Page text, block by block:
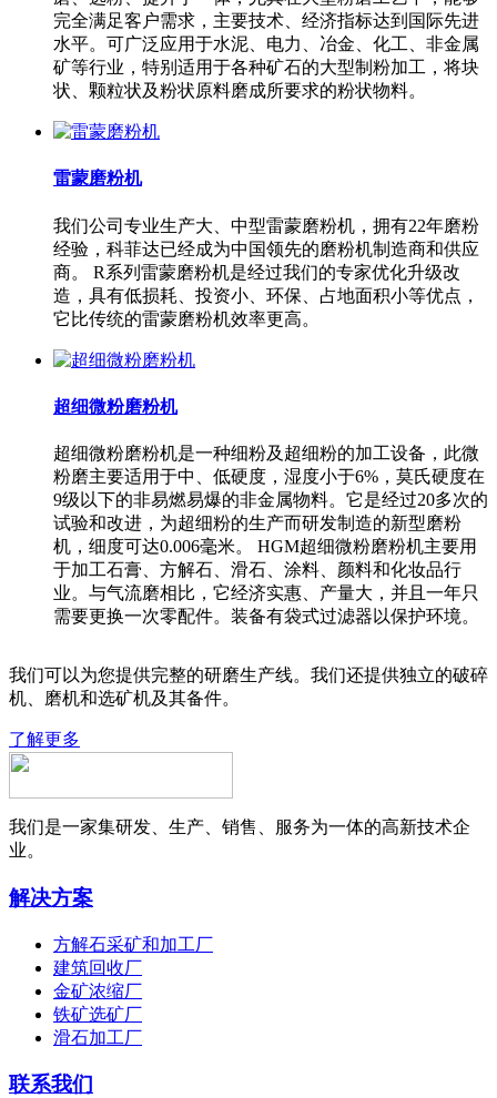
完全满足客户需求，主要技术、经济指标达到国际先进
水平。可广泛应用于水泥、电力、冶金、化工、非金属
矿等行业，特别适用于各种矿石的大型制粉加工，将块
状、颗粒状及粉状原料磨成所要求的粉状物料。
雷蒙磨粉机
我们公司专业生产大、中型雷蒙磨粉机，拥有22年磨粉
经验，科菲达已经成为中国领先的磨粉机制造商和供应
商。 R系列雷蒙磨粉机是经过我们的专家优化升级改
造，具有低损耗、投资小、环保、占地面积小等优点，
它比传统的雷蒙磨粉机效率更高。
超细微粉磨粉机
超细微粉磨粉机是一种细粉及超细粉的加工设备，此微
粉磨主要适用于中、低硬度，湿度小于6%，莫氏硬度在
9级以下的非易燃易爆的非金属物料。它是经过20多次的
试验和改进，为超细粉的生产而研发制造的新型磨粉
机，细度可达0.006毫米。 HGM超细微粉磨粉机主要用
于加工石膏、方解石、滑石、涂料、颜料和化妆品行
业。与气流磨相比，它经济实惠、产量大，并且一年只
需要更换一次零配件。装备有袋式过滤器以保护环境。
我们可以为您提供完整的研磨生产线。我们还提供独立的破碎
机、磨机和选矿机及其备件。
了解更多
我们是一家集研发、生产、销售、服务为一体的高新技术企
业。
解决方案
方解石采矿和加工厂
建筑回收厂
金矿浓缩厂
铁矿选矿厂
滑石加工厂
联系我们